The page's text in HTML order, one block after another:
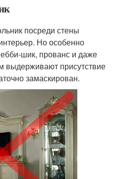
посреди стены
Но особенно
шик, прованс и даже
выдерживают присутствие
замаскирован.